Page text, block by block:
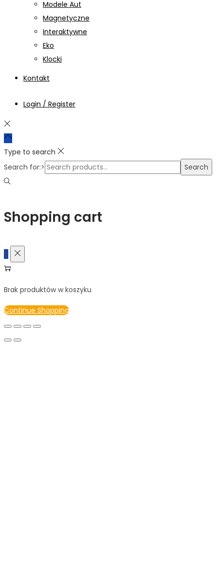
Modele Aut
Magnetyczne
Interaktywne
Eko
Klocki
Kontakt
Login / Register
Type to search
Search for:>
Search
Shopping cart
0
Brak produktów w koszyku
Continue Shopping